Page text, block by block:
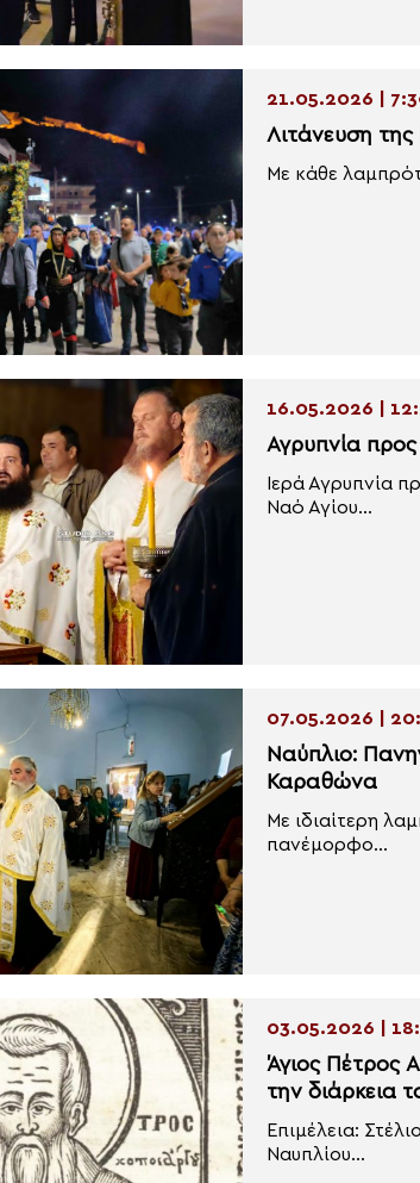
21.05.2026 |
Λιτάνευση
Με κάθε
16.05.2026 |
Αγρυπνία
Ιερά Αγρυπνία
Ναό Αγίου...
07.05.2026 |
Ναύπλιο:
Καραθώνα
Με ιδιαίτερη
πανέμορφο...
03.05.2026 |
Άγιος Πέτρος
την διάρκεια
Επιμέλεια:
Ναυπλίου...